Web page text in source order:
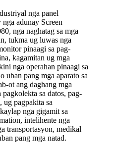
nga panel
adunay Screen
nga naghatag sa mga
tukma ug luwas nga
pinaagi sa pag-
kagamitan ug mga
nga operahan pinaagi sa
uban pang mga aparato sa
ot ang daghang mga
pagkolekta sa datos, pag-
ug pagpakita sa
nga gigamit sa
intelihente nga
transportasyon, medikal
pang mga natad.